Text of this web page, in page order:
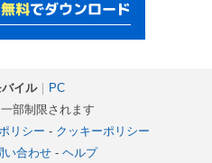
バイル｜ PC
部制限されます
リシー - クッキーポリシー
い合わせ- ヘルプ